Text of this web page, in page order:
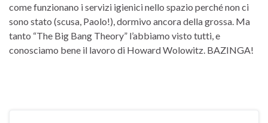
come funzionano i servizi igienici nello spazio perché non ci
sono stato (scusa, Paolo!), dormivo ancora della grossa. Ma
tanto “The Big Bang Theory” l’abbiamo visto tutti, e
conosciamo bene il lavoro di Howard Wolowitz. BAZINGA!